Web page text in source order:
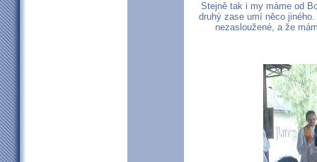
Stejně tak i my máme od
druhý zase umí něco
nezasloužené, a že